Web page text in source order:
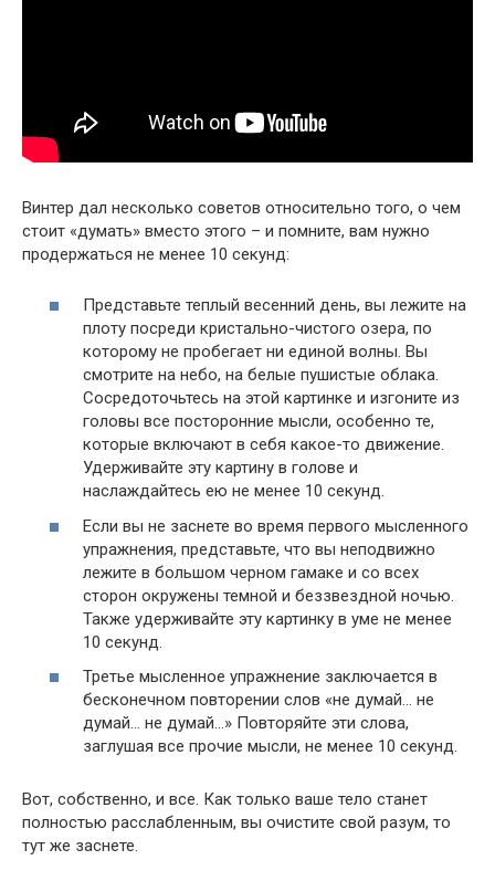
Винтер дал несколько советов относительно того, о чем
стоит «думать» вместо этого – и помните, вам нужно
продержаться не менее 10 секунд:
Представьте теплый весенний день, вы лежите на
плоту посреди кристально-чистого озера, по
которому не пробегает ни единой волны. Вы
смотрите на небо, на белые пушистые облака.
Сосредоточьтесь на этой картинке и изгоните из
головы все посторонние мысли, особенно те,
которые включают в себя какое-то движение.
Удерживайте эту картину в голове и
наслаждайтесь ею не менее 10 секунд.
Если вы не заснете во время первого мысленного
упражнения, представьте, что вы неподвижно
лежите в большом черном гамаке и со всех
сторон окружены темной и беззвездной ночью.
Также удерживайте эту картинку в уме не менее
10 секунд.
Третье мысленное упражнение заключается в
бесконечном повторении слов «не думай… не
думай… не думай…» Повторяйте эти слова,
заглушая все прочие мысли, не менее 10 секунд.
Вот, собственно, и все. Как только ваше тело станет
полностью расслабленным, вы очистите свой разум, то
тут же заснете.